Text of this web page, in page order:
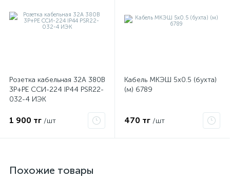
Розетка кабельная 32А 380В
3P+PЕ ССИ-224 IP44 PSR22-
032-4 ИЭК
1 900 тг /шт
Кабель МКЭШ 5х0.5 (бухта)
(м) 6789
470 тг /шт
Похожие товары